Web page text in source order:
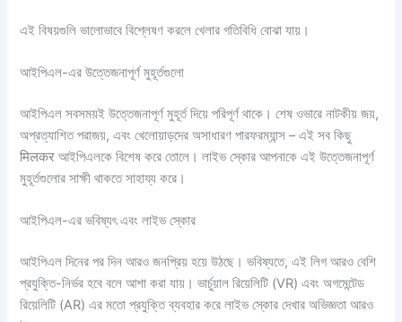
এই বিষয়গুলি ভালোভাবে বিশ্লেষণ করলে খেলার গতিবিধি বোঝা যায়।
আইপিএল-এর উত্তেজনাপূর্ণ মুহূর্তগুলো
আইপিএল সবসময়ই উত্তেজনাপূর্ণ মুহূর্ত দিয়ে পরিপূর্ণ থাকে। শেষ ওভারে নাটকীয় জয়,
অপ্রত্যাশিত পরাজয়, এবং খেলোয়াড়দের অসাধারণ পারফরম্যান্স – এই সব কিছু
मिलकर আইপিএলকে বিশেষ করে তোলে। লাইভ স্কোর আপনাকে এই উত্তেজনাপূর্ণ
মুহূর্তগুলোর সাক্ষী থাকতে সাহায্য করে।
আইপিএল-এর ভবিষ্যৎ এবং লাইভ স্কোর
আইপিএল দিনের পর দিন আরও জনপ্রিয় হয়ে উঠছে। ভবিষ্যতে, এই লিগ আরও বেশি
প্রযুক্তি-নির্ভর হবে বলে আশা করা যায়। ভার্চুয়াল রিয়েলিটি (VR) এবং অগমেন্টেড
রিয়েলিটি (AR) এর মতো প্রযুক্তি ব্যবহার করে লাইভ স্কোর দেখার অভিজ্ঞতা আরও